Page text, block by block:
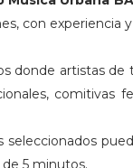
con experiencia
donde artistas
comitivas
5 minutos.